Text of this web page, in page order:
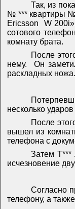
Так, из
№ *** квартиры №
Ericsson
W 200i
сотового
комнату брата.
После
нему.
Он
раскладных ножа.
несколько
После
вышел из
телефона с
Затем Т***
исчезновение
Согласно
телефону, а